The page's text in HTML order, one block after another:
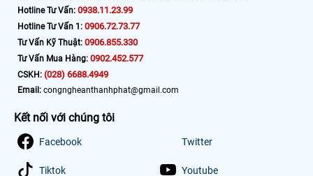
Hotline Tư Vấn: 0938.11.23.99
Hotline Tư Vấn 1: 0906.72.73.77
Tư Vấn Kỹ Thuật: 0906.855.330
Tư Vấn Mua Hàng: 0902.452.577
CSKH: (028) 6688.4949
Email: congngheanthanhphat@gmail.com
Kết nối với chúng tôi
Facebook Twitter
Tiktok Youtube